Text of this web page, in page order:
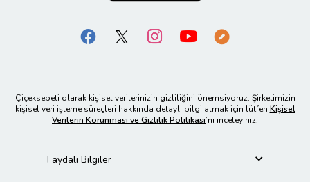
Çiçeksepeti olarak kişisel verilerinizin gizliliğini önemsiyoruz. Şirketimizin
kişisel veri işleme süreçleri hakkında detaylı bilgi almak için lütfen Kişisel
Verilerin Korunması ve Gizlilik Politikası’nı inceleyiniz.
Faydalı Bilgiler